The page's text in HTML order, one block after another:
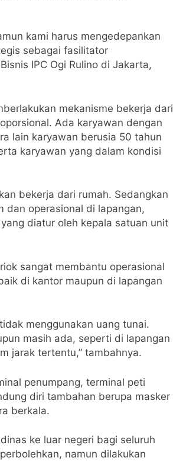
kami harus mengedepankan
sebagai fasilitator
IPC Ogi Rulino di Jakarta,
mekanisme bekerja dari
Ada karyawan dengan
lain karyawan berusia 50 tahun
karyawan yang dalam kondisi
bekerja dari rumah. Sedangkan
dan operasional di lapangan,
diatur oleh kepala satuan unit
sangat membantu operasional
di kantor maupun di lapangan
menggunakan uang tunai.
masih ada, seperti di lapangan
jarak tertentu,” tambahnya.
penumpang, terminal peti
diri tambahan berupa masker
berkala.
ke luar negeri bagi seluruh
namun dilakukan